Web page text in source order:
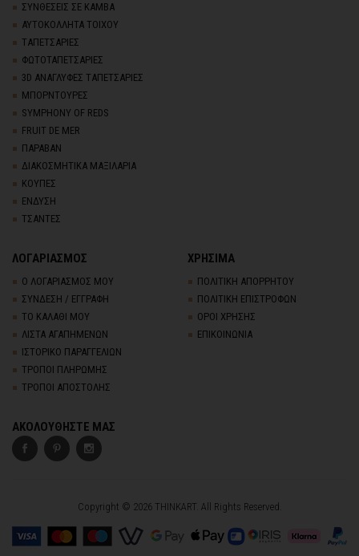
ΣΥΝΘΕΣΕΙΣ ΣΕ ΚΑΜΒΑ
ΑΥΤΟΚΟΛΛΗΤΑ ΤΟΙΧΟΥ
TΑΠΕΤΣΑΡΙΕΣ
ΦΩΤΟΤΑΠΕΤΣΑΡΙΕΣ
3D AΝΑΓΛΥΦΕΣ TΑΠΕΤΣΑΡΙΕΣ
ΜΠΟΡΝΤΟΥΡΕΣ
SYMPHONY OF REDS
FRUIT DE MER
ΠΑΡΑΒΑΝ
ΔΙΑΚΟΣΜΗΤΙΚΑ ΜΑΞΙΛΑΡΙΑ
ΚΟΥΠΕΣ
ΕΝΔΥΣΗ
ΤΣΑΝΤΕΣ
ΛΟΓΑΡΙΑΣΜΟΣ
Ο ΛΟΓΑΡΙΑΣΜΟΣ ΜΟΥ
ΣΥΝΔΕΣΗ / ΕΓΓΡΑΦΗ
ΤΟ ΚΑΛΑΘΙ ΜΟΥ
ΛΙΣΤΑ ΑΓΑΠΗΜΕΝΩΝ
ΙΣΤΟΡΙΚΟ ΠΑΡΑΓΓΕΛΙΩΝ
ΤΡΟΠΟΙ ΠΛΗΡΩΜΗΣ
ΤΡΟΠΟΙ ΑΠΟΣΤΟΛΗΣ
ΧΡΗΣΙΜΑ
ΠΟΛΙΤΙΚΗ ΑΠΟΡΡΗΤΟΥ
ΠΟΛΙΤΙΚΗ ΕΠΙΣΤΡΟΦΩΝ
ΟΡΟΙ ΧΡΗΣΗΣ
ΕΠΙΚΟΙΝΩΝΙΑ
ΑΚΟΛΟΥΘΗΣΤΕ ΜΑΣ
Copyright © 2026 THINKART. All Rights Reserved.